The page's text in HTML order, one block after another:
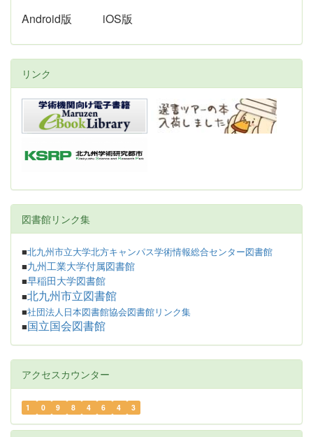
Android版 iOS版
リンク
図書館リンク集
■北九州市立大学北方キャンパス学術情報総合センター図書館
■九州工業大学付属図書館
■早稲田大学図書館
■北九州市立図書館
■社団法人日本図書館協会図書館リンク集
■ 国立国会図書館
アクセスカウンター
1 0 9 8 4 6 4 3